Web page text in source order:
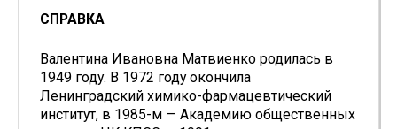
СПРАВКА
Валентина Ивановна Матвиенко родилась в
1949 году. В 1972 году окончила
Ленинградский химико-фармацевтический
институт, в 1985-м — Академию общественных